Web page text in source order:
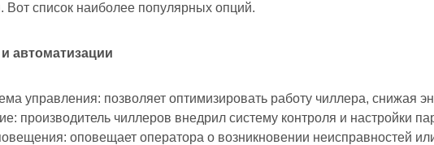
Вот список наиболее популярных опций.
автоматизации
управления: позволяет оптимизировать работу чиллера, снижая
производитель чиллеров внедрил систему контроля и настройки
оповещает оператора о возникновении неисправностей